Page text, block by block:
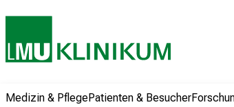
Medizin & PflegePatienten & Besucher
Informationen zu
Jobs, Ausbildungen
Weiterbildungen.